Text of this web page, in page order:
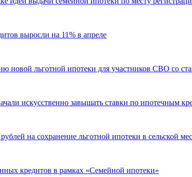
выросли на 11% в апреле
новой льготной ипотеки для участников СВО со
искусственно завышать ставки по ипотечным
на сохранение льготной ипотеки в сельской
кредитов в рамках «Семейной ипотеки»